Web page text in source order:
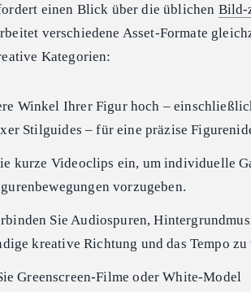
einen Blick über die üblichen Bild-
verschiedene Asset-Formate
Kategorien:
Winkel Ihrer Figur hoch –
Stilguides – für eine präzise
kurze Videoclips ein, um individuelle
vorzugeben.
Sie Audiospuren,
kreative Richtung und das Tempo
Greenscreen-Filme oder White-Model